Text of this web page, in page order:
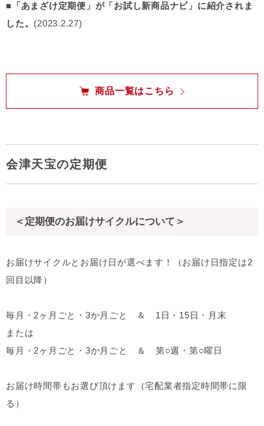
■「あまざけ定期便」が「お試し新商品ナビ」に紹介されま
した。 (2023.2.27)
商品一覧はこちら
会津天宝の定期便
＜定期便のお届けサイクルについて＞
お届けサイクルとお届け日が選べます！（お届け日指定は2
回目以降）
毎月・2ヶ月ごと・3か月ごと ＆ 1日・15日・月末
または
毎月・2ヶ月ごと・3か月ごと ＆ 第○週・第○曜日
お届け時間帯もお選び頂けます（宅配業者指定時間帯に限
る）